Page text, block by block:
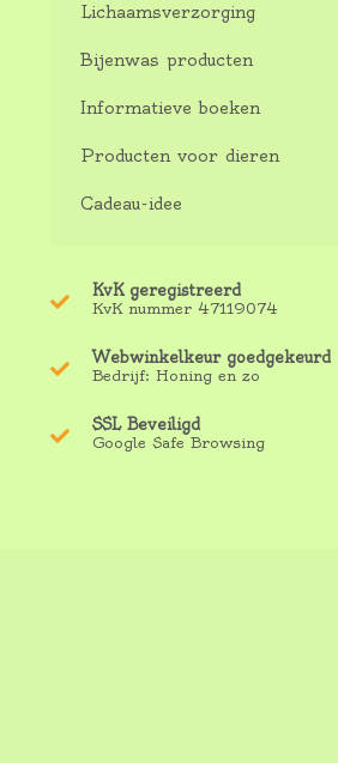
Lichaamsverzorging
Bijenwas producten
Informatieve boeken
Producten voor dieren
Cadeau-idee
KvK geregistreerd
KvK nummer 47119074
Webwinkelkeur goedgekeurd
Bedrijf: Honing en zo
SSL Beveiligd
Google Safe Browsing